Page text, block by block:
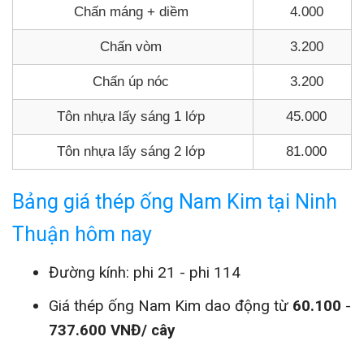
Chấn máng + diềm 4.000
Chấn vòm 3.200
Chấn úp nóc 3.200
Tôn nhựa lấy sáng 1 lớp 45.000
Tôn nhựa lấy sáng 2 lớp 81.000
Bảng giá thép ống Nam Kim tại Ninh
Thuận hôm nay
Đường kính: phi 21 - phi 114
Giá thép ống Nam Kim dao động từ 60.100 -
737.600 VNĐ/ cây